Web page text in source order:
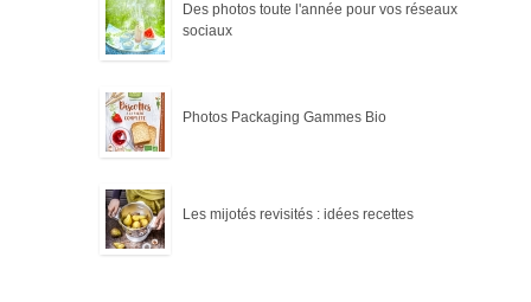
Des photos toute l'année pour vos réseaux
sociaux
Photos Packaging Gammes Bio
Les mijotés revisités : idées recettes